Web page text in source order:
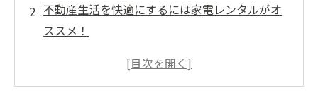
不動産生活を快適にするには家電レンタルがオ
ススメ！
手軽な家電レンタルで毎日を快適に過ごそう！